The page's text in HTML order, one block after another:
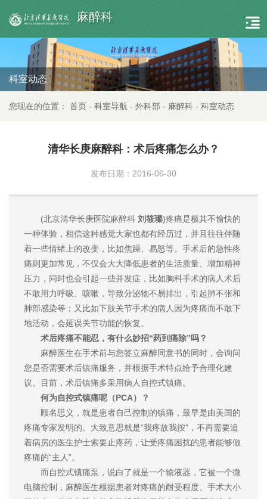
麻醉科
科室动态
您现在的位置： 首页 - 科室导航 - 外科部 - 麻醉科 - 科室动态
清华长庚麻醉科：术后疼痛怎么办？
发布日期：2016-06-30
(北京清华长庚医院麻醉科 刘筱璨)疼痛是极其不愉快的
一种体验，相信这种感觉大家也都有经历过，并且往往伴随
着一些情绪上的改变，比如焦躁、易怒等。手术后的急性疼
痛则更加常见，不仅会大大降低患者的生活质量、增加精神
压力，同时也会引起一些并发症，比如胸科手术的病人术后
不敢用力呼吸、咳嗽，导致分泌物不易排出，引起肺不张和
肺部感染等；又比如下肢关节手术的病人因为疼痛而不敢下
地活动，会延误关节功能的恢复。
术后疼痛不能忍，有什么妙招“药到痛除”吗？
麻醉医生在手术前与您签立麻醉同意书的同时，会询问
您是否需要术后镇痛服务，并根据手术特点给予合理化建
议。目前，术后镇痛多采用病人自控式镇痛。
何为自控式镇痛呢（PCA）？
顾名思义，就是患者自己控制的镇痛，最早是由美国的
疼痛专家发明的。大致意思就是“我疼故我按”，不再需要追
着病房的医生护士索要止疼药，让受疼痛困扰的患者能够做
疼痛的“主人”。
而自控式镇痛泵，说白了就是一个输液器，它被一个微
电脑控制，麻醉医生根据患者对疼痛的耐受程度、手术大小